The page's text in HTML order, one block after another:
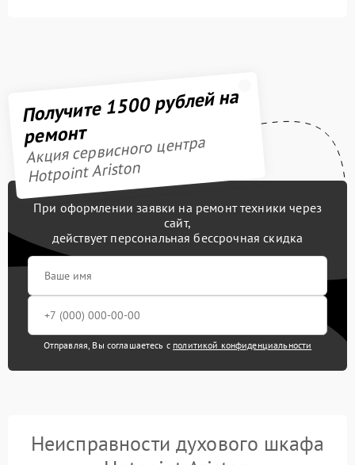
Получите 1500 рублей на
ремонт
Акция сервисного центра
Hotpoint Ariston
При оформлении заявки на ремонт техники через
сайт,
действует персональная бессрочная скидка
Отправляя, Вы соглашаетесь с политикой конфиденциальности
Неисправности духового шкафа